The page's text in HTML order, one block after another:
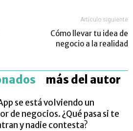
Artículo siguiente
Cómo llevar tu idea de
negocio a la realidad
más del autor
se está volviendo un
de negocios. ¿Qué pasa si te
y nadie contesta?